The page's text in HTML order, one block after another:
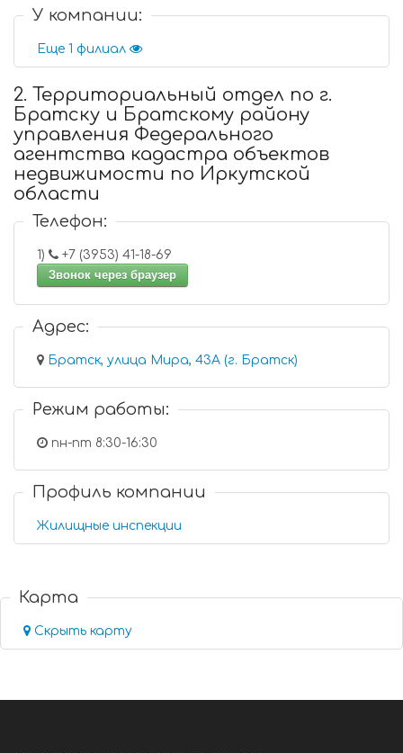
У компании:
Еще 1 филиал
2. Территориальный отдел по г.
Братску и Братскому району
управления Федерального
агентства кадастра объектов
недвижимости по Иркутской
области
Телефон:
1)
+7 (3953) 41-18-69
Звонок через браузер
Адрес:
Братск, улица Мира, 43А (г. Братск)
Режим работы:
пн-пт 8:30-16:30
Профиль компании
Жилищные инспекции
Карта
Скрыть карту